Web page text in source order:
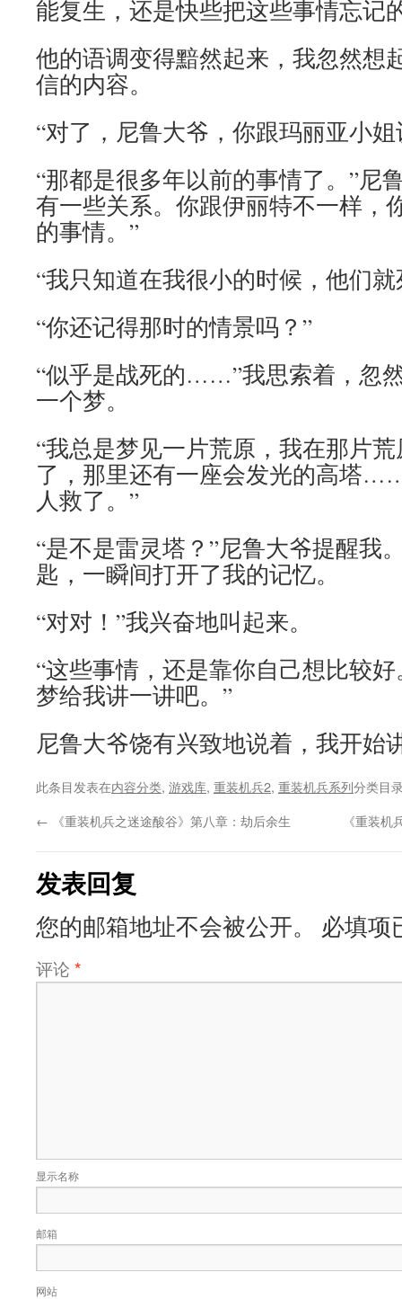
能复生，还是快些把这些事情忘记
他的语调变得黯然起来，我忽然想
信的内容。
“对了，尼鲁大爷，你跟玛丽亚小
“那都是很多年以前的事情了。”尼
有一些关系。你跟伊丽特不一样，
的事情。”
“我只知道在我很小的时候，他们就
“你还记得那时的情景吗？”
“似乎是战死的……”我思索着，忽
一个梦。
“我总是梦见一片荒原，我在那片
了，那里还有一座会发光的高塔
人救了。”
“是不是雷灵塔？”尼鲁大爷提醒我
匙，一瞬间打开了我的记忆。
“对对！”我兴奋地叫起来。
“这些事情，还是靠你自己想比较
梦给我讲一讲吧。”
尼鲁大爷饶有兴致地说着，我开始
此条目发表在内容分类, 游戏库, 重装机兵2, 重装机兵系列分类目
← 《重装机兵之迷途酸谷》第八章：劫后余生 《重装
发表回复
您的邮箱地址不会被公开。 必填项
评论 *
显示名称
邮箱
网站